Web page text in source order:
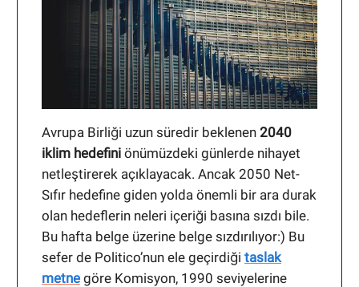
Avrupa Birliği uzun süredir beklenen 2040
iklim hedefini önümüzdeki günlerde nihayet
netleştirerek açıklayacak. Ancak 2050 Net-
Sıfır hedefine giden yolda önemli bir ara durak
olan hedeflerin neleri içeriği basına sızdı bile.
Bu hafta belge üzerine belge sızdırılıyor:) Bu
sefer de Politico’nun ele geçirdiği taslak
metne göre Komisyon, 1990 seviyelerine